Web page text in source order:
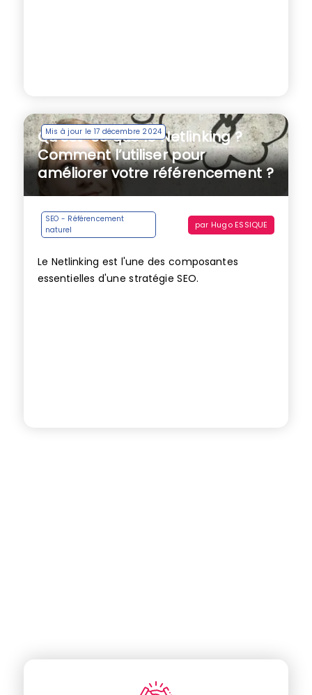
Mis à jour le 17 décembre 2024
Qu’est-ce que le Netlinking ?
Comment l’utiliser pour
améliorer votre référencement ?
SEO - Référencement
naturel
par Hugo ESSIQUE
Le Netlinking est l'une des composantes
essentielles d'une stratégie SEO.